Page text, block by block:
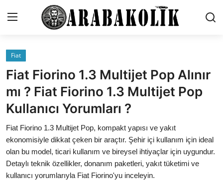
İletişim
Genel
Karşılaştırmalar
Testler
Markalar
Öneriler
Fiat
Fiat Fiorino 1.3 Multijet Pop Alınır
mı ? Fiat Fiorino 1.3 Multijet Pop
Kullanıcı Yorumları ?
Fiat Fiorino 1.3 Multijet Pop, kompakt yapısı ve yakıt
ekonomisiyle dikkat çeken bir araçtır. Şehir içi kullanım için ideal
olan bu model, ticari kullanım ve bireysel ihtiyaçlar için uygundur.
Detaylı teknik özellikler, donanım paketleri, yakıt tüketimi ve
kullanıcı yorumlarıyla Fiat Fiorino'yu inceleyin.